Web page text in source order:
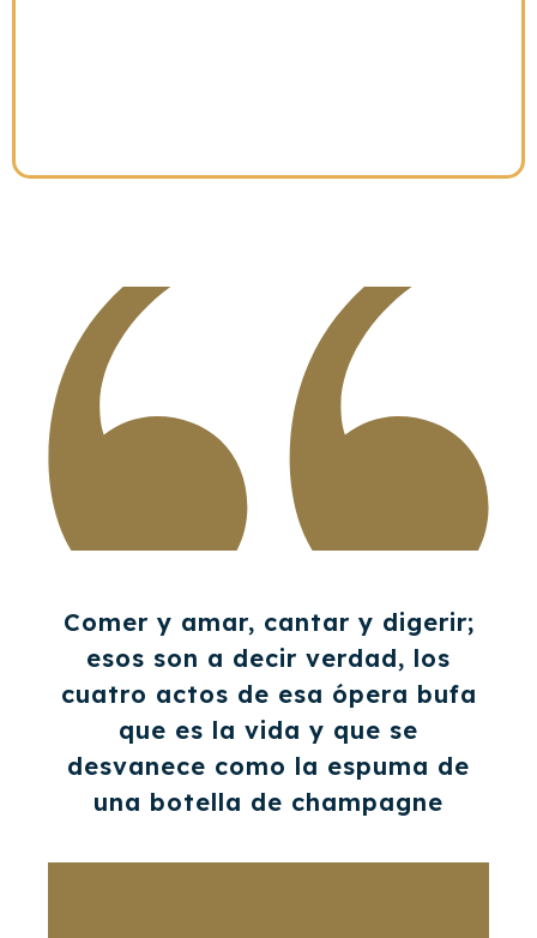
Comer y amar, cantar y digerir;
esos son a decir verdad, los
cuatro actos de esa ópera bufa
que es la vida y que se
desvanece como la espuma de
una botella de champagne